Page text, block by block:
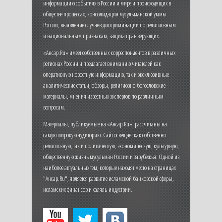
информации о событиях в России и мире и происходящих в
обществе процессах, консолидация мусульманской уммы
России, выявление случаев дискриминации по религиозным
и национальным признакам, защита прав верующих.
«Ансар.Ru» имеет собственных корреспондентов в различных
регионах России и предлагает вниманию читателей как
оперативную новостную информацию, так и эксклюзивные
аналитические статьи, обзоры, религиозно-богословские
материалы, мнения известных экспертов по различным
вопросам.
Материалы, публикуемые на «Ансар.Ru», рассчитаны на
самую широкую аудиторию. Сайт освещает как собственно
религиозную, так и политическую, экономическую, культурную,
общественную жизнь мусульман России и зарубежья. Одной из
наиболее актуальных тем, которые находят место на страницах
"Ансар.Ru", является развитие исламской банковской сферы,
исламских финансов и халяль-индустрии.